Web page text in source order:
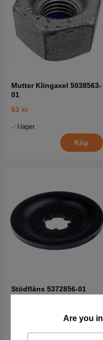
Are you
Mutter Klingaxel 5038563-
01
63 kr
I lager
Köp
Stödfläns 5372856-01